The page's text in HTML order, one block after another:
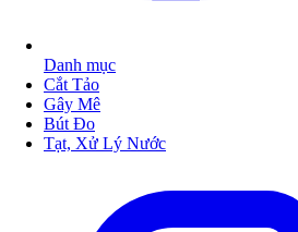
Danh mục
Cắt Tảo
Gây Mê
Bút Đo
Tạt, Xử Lý Nước